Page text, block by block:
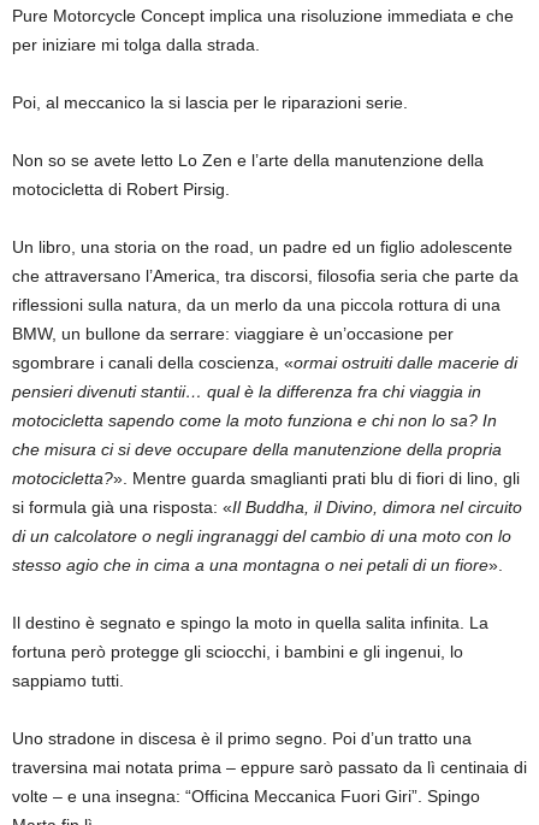
Pure Motorcycle Concept implica una risoluzione immediata e che
per iniziare mi tolga dalla strada.
Poi, al meccanico la si lascia per le riparazioni serie.
Non so se avete letto Lo Zen e l’arte della manutenzione della
motocicletta di Robert Pirsig.
Un libro, una storia on the road, un padre ed un figlio adolescente
che attraversano l’America, tra discorsi, filosofia seria che parte da
riflessioni sulla natura, da un merlo da una piccola rottura di una
BMW, un bullone da serrare: viaggiare è un’occasione per
sgombrare i canali della coscienza, «ormai ostruiti dalle macerie di
pensieri divenuti stantii… qual è la differenza fra chi viaggia in
motocicletta sapendo come la moto funziona e chi non lo sa? In
che misura ci si deve occupare della manutenzione della propria
motocicletta?». Mentre guarda smaglianti prati blu di fiori di lino, gli
si formula già una risposta: «Il Buddha, il Divino, dimora nel circuito
di un calcolatore o negli ingranaggi del cambio di una moto con lo
stesso agio che in cima a una montagna o nei petali di un fiore».
Il destino è segnato e spingo la moto in quella salita infinita. La
fortuna però protegge gli sciocchi, i bambini e gli ingenui, lo
sappiamo tutti.
Uno stradone in discesa è il primo segno. Poi d’un tratto una
traversina mai notata prima – eppure sarò passato da lì centinaia di
volte – e una insegna: “Officina Meccanica Fuori Giri”. Spingo